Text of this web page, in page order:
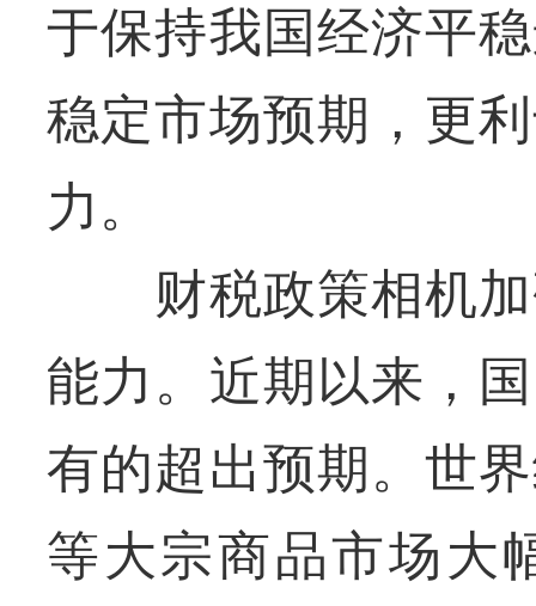
于保持我国经济平
稳定市场预期，更
力。
财税政策相机加
能力。近期以来，
有的超出预期。世
等大宗商品市场大